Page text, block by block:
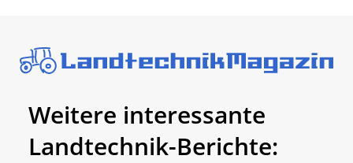
Weitere interessante
Landtechnik-Berichte: